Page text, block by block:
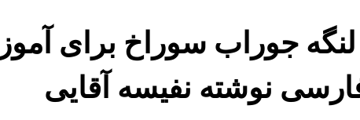
لنگه جوراب سوراخ برای
نوشته نفیسه آقایی